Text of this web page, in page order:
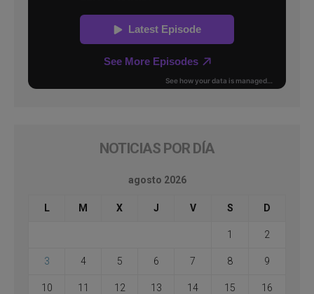
NOTICIAS POR DÍA
agosto 2026
L M X J V S D
1 2
3 4 5 6 7 8 9
10 11 12 13 14 15 16